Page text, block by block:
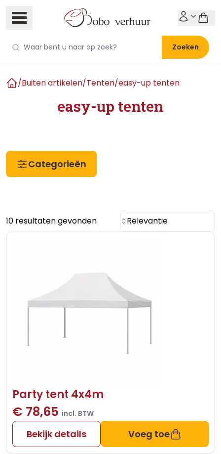
Zoeken
/Buiten artikelen/Tenten/easy-up tenten
easy-up tenten
Categorieën
10 resultaten gevonden Relevantie
Party tent 4x4m
€ 78,65 incl. BTW
Bekijk details Voeg toe